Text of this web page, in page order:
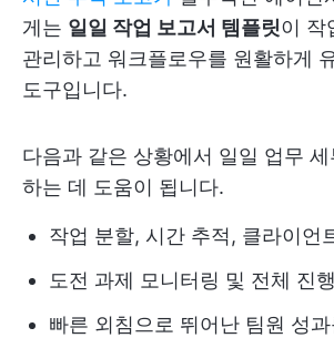
게는 일일 작업 보고서 템플릿이 작
관리하고 워크플로우를 원활하게
도구입니다.
다음과 같은 상황에서 일일 업무
하는 데 도움이 됩니다.
작업 분할, 시간 추적, 클라이언
도전 과제 모니터링 및 전체 진
빠른 외침으로 뛰어난 팀원 성